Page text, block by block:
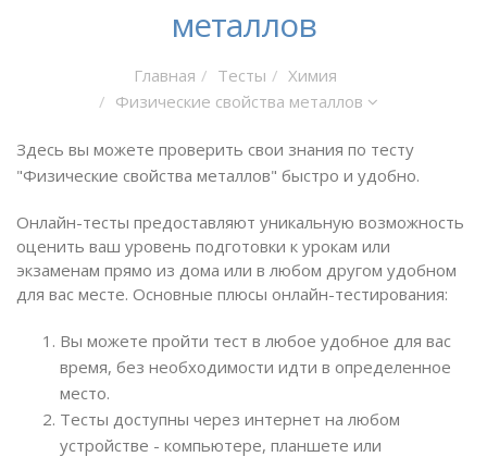
металлов
Главная Тесты
Химия
Физические свойства металлов
Здесь вы можете проверить свои знания по тесту
"Физические свойства металлов" быстро и удобно.
Онлайн-тесты предоставляют уникальную возможность
оценить ваш уровень подготовки к урокам или
экзаменам прямо из дома или в любом другом удобном
для вас месте. Основные плюсы онлайн-тестирования:
Вы можете пройти тест в любое удобное для вас
время, без необходимости идти в определенное
место.
Тесты доступны через интернет на любом
устройстве - компьютере, планшете или